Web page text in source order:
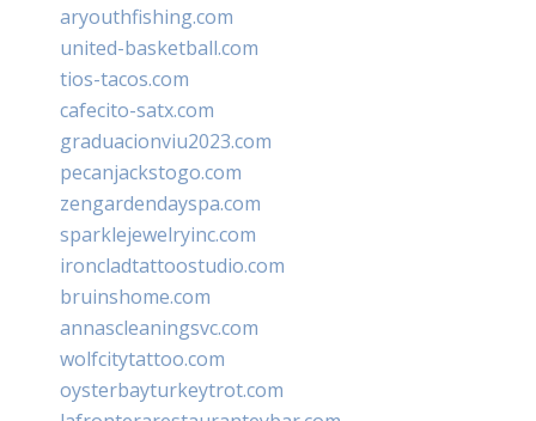
aryouthfishing.com
united-basketball.com
tios-tacos.com
cafecito-satx.com
graduacionviu2023.com
pecanjackstogo.com
zengardendayspa.com
sparklejewelryinc.com
ironcladtattoostudio.com
bruinshome.com
annascleaningsvc.com
wolfcitytattoo.com
oysterbayturkeytrot.com